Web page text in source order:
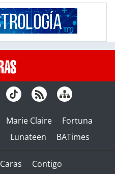
Marie Claire
Fortuna
Lunateen BATimes
Caras
Contigo